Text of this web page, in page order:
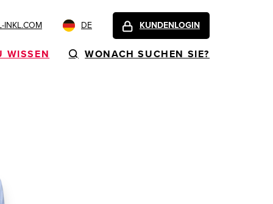
INKL.COM DE KUNDENLOGIN
WISSEN WONACH SUCHEN SIE?